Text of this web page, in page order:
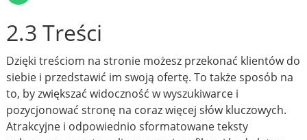
2.3 Treści
Dzięki treściom na stronie możesz przekonać klientów do
siebie i przedstawić im swoją ofertę. To także sposób na
to, by zwiększać widoczność w wyszukiwarce i
pozycjonować stronę na coraz więcej słów kluczowych.
Atrakcyjne i odpowiednio sformatowane teksty